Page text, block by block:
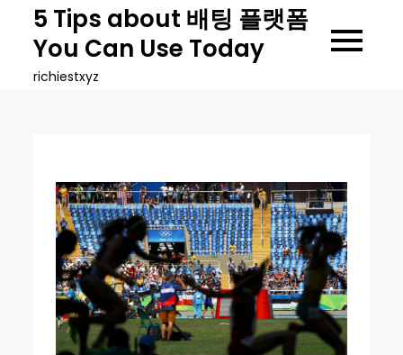
content
5 Tips about 배팅 플랫폼
You Can Use Today
richiestxyz